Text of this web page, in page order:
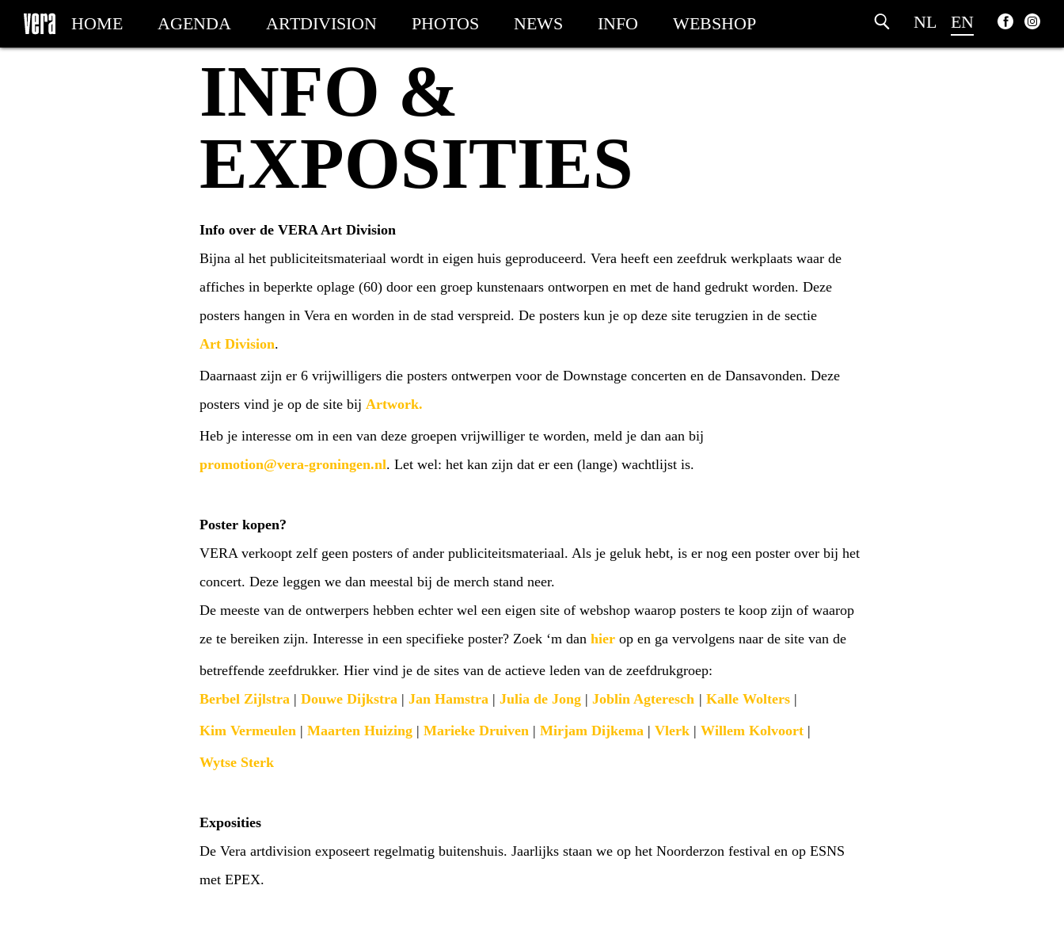
NL EN
HOME AGENDA ARTDIVISION PHOTOS NEWS INFO WEBSHOP
INFO &
EXPOSITIES
Info over de VERA Art Division
Bijna al het publiciteitsmateriaal wordt in eigen huis geproduceerd. Vera heeft een zeefdruk werkplaats waar de
affiches in beperkte oplage (60) door een groep kunstenaars ontworpen en met de hand gedrukt worden. Deze
posters hangen in Vera en worden in de stad verspreid. De posters kun je op deze site terugzien in de sectie
Art Division.
Daarnaast zijn er 6 vrijwilligers die posters ontwerpen voor de Downstage concerten en de Dansavonden. Deze
posters vind je op de site bij Artwork.
Heb je interesse om in een van deze groepen vrijwilliger te worden, meld je dan aan bij
promotion@vera-groningen.nl. Let wel: het kan zijn dat er een (lange) wachtlijst is.
Poster kopen?
VERA verkoopt zelf geen posters of ander publiciteitsmateriaal. Als je geluk hebt, is er nog een poster over bij het
concert. Deze leggen we dan meestal bij de merch stand neer.
De meeste van de ontwerpers hebben echter wel een eigen site of webshop waarop posters te koop zijn of waarop
ze te bereiken zijn. Interesse in een specifieke poster? Zoek ‘m dan hier op en ga vervolgens naar de site van de
betreffende zeefdrukker. Hier vind je de sites van de actieve leden van de zeefdrukgroep:
Berbel Zijlstra | Douwe Dijkstra | Jan Hamstra | Julia de Jong | Joblin Agteresch | Kalle Wolters |
Kim Vermeulen | Maarten Huizing | Marieke Druiven | Mirjam Dijkema | Vlerk | Willem Kolvoort |
Wytse Sterk
Exposities
De Vera artdivision exposeert regelmatig buitenshuis. Jaarlijks staan we op het Noorderzon festival en op ESNS
met EPEX.